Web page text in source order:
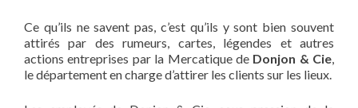
Ce qu’ils ne savent pas, c’est qu’ils y sont bien souvent
attirés par des rumeurs, cartes, légendes et autres
actions entreprises par la Mercatique de Donjon & Cie,
le département en charge d’attirer les clients sur les lieux.